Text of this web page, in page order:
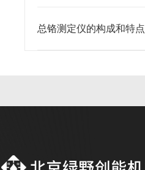
总铬测定仪的构成和特点